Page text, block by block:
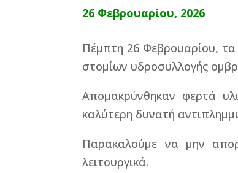
26 Φεβρουαρίου, 2026
Πέμπτη 26 Φεβρουαρίου,
στομίων υδροσυλλογής
Απομακρύνθηκαν φερτά
καλύτερη δυνατή
Παρακαλούμε να μην
λειτουργικά.